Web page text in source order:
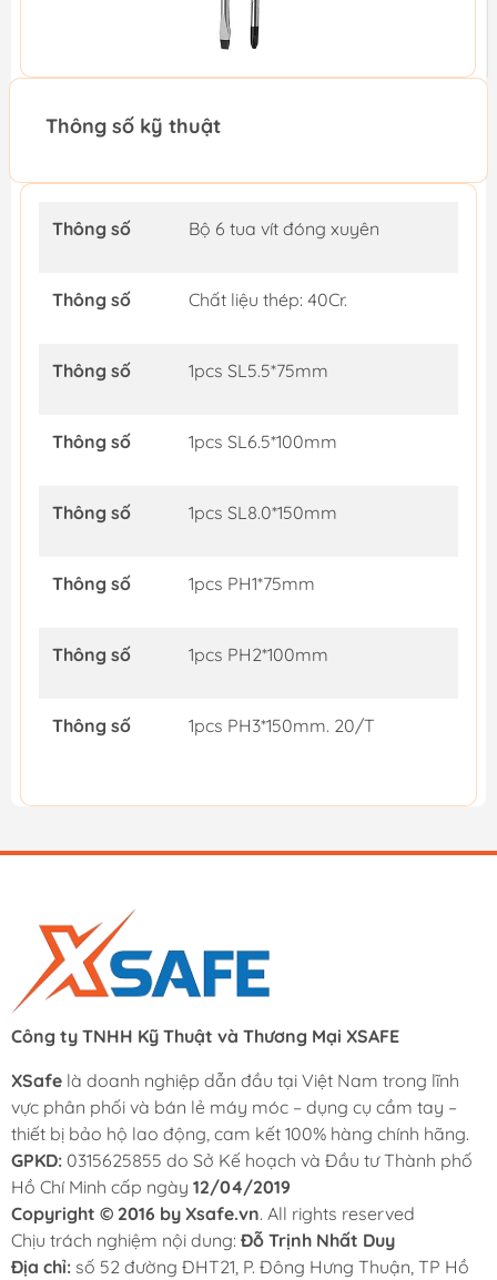
Thông số kỹ thuật
Thông số Bộ 6 tua vít đóng xuyên
Thông số Chất liệu thép: 40Cr.
Thông số 1pcs SL5.5*75mm
Thông số 1pcs SL6.5*100mm
Thông số 1pcs SL8.0*150mm
Thông số 1pcs PH1*75mm
Thông số 1pcs PH2*100mm
Thông số 1pcs PH3*150mm. 20/T
Công ty TNHH Kỹ Thuật và Thương Mại XSAFE
XSafe là doanh nghiệp dẫn đầu tại Việt Nam trong lĩnh
vực phân phối và bán lẻ máy móc – dụng cụ cầm tay –
thiết bị bảo hộ lao động, cam kết 100% hàng chính hãng.
GPKD: 0315625855 do Sở Kế hoạch và Đầu tư Thành phố
Hồ Chí Minh cấp ngày 12/04/2019
Copyright © 2016 by Xsafe.vn. All rights reserved
Chịu trách nghiệm nội dung: Đỗ Trịnh Nhất Duy
Địa chỉ: số 52 đường ĐHT21, P. Đông Hưng Thuận, TP Hồ